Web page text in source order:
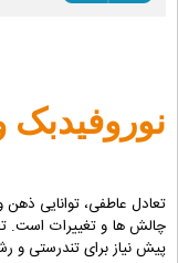
تعادل عاطفی، توانایی
چالش ها و تغییرات است.
پیش نیاز برای تندرستی